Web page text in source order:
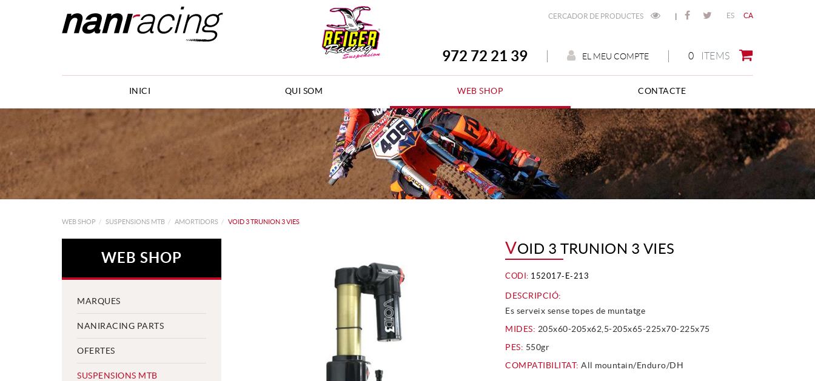
ES CA
CERCADOR DE PRODUCTES |
0 ITEMS
EL MEU COMPTE
972 72 21 39
INICI QUI SOM WEB SHOP CONTACTE
WEB SHOP SUSPENSIONS MTB AMORTIDORS VOID 3 TRUNION 3 VIES
WEB SHOP
MARQUES
NANIRACING PARTS
OFERTES
SUSPENSIONS MTB
VOID 3 TRUNION 3 VIES
CODI: 152017-E-213
DESCRIPCIÓ:
Es serveix sense topes de muntatge
MIDES: 205x60-205x62,5-205x65-225x70-225x75
PES: 550gr
COMPATIBILITAT: All mountain/Enduro/DH